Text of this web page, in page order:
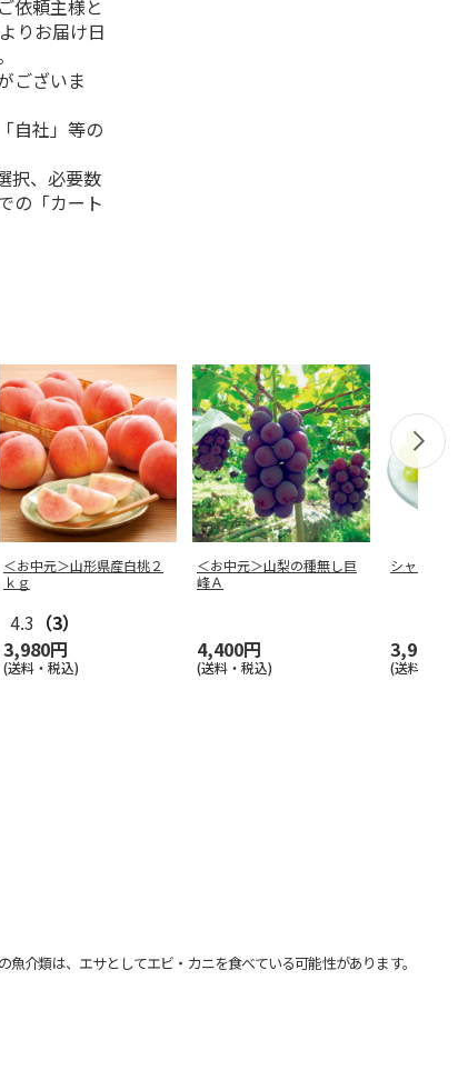
依頼主様と
りお届け日
ございま
自社」等の
択、必要数
の「カート
＜お中元＞山形県産白桃２
ｋｇ
4.3 （3）
3,980円
(送料・税込)
＜お中元＞山梨の種無し巨
峰Ａ
4,400円
(送料・税込)
シャインマ
3,980円
(送料・税込)
介類は、エサとしてエビ・カニを食べている可能性があります。